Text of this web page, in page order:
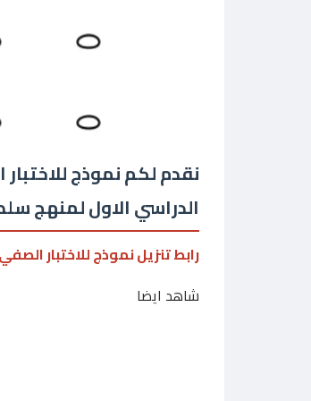
نقدم لكم نموذج
الدراسي الاول لمنهج
رابط تنزيل نموذج للاختبار
شاهد ايضا